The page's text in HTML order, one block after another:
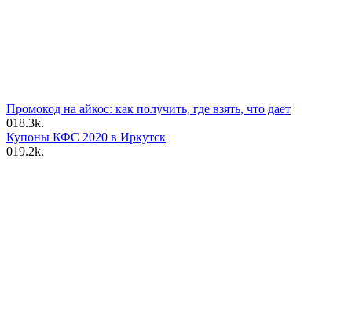
Промокод на айкос: как получить, где взять, что дает
018.3k.
Купоны КФС 2020 в Иркутск
019.2k.